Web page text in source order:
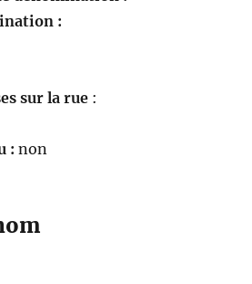
:
sur la rue :
: non